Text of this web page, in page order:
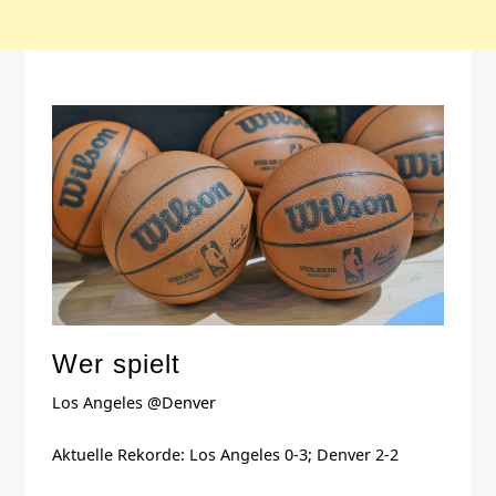
Wer spielt
Los Angeles @Denver
Aktuelle Rekorde: Los Angeles 0-3; Denver 2-2